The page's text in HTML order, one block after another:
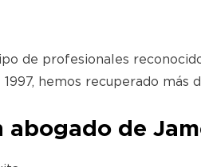
de profesionales
hemos recuperado más
abogado de